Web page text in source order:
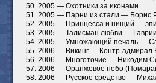
50. 2005 — Охотники за иконами
51. 2005 — Парни из стали — Борис
52. 2005 — Принцесса и нищий —
53. 2005 — Талисман любви —
54. 2005 — Умножающий печаль —
55. 2006 — Викинг — Контр-адмирал
56. 2006 — Многоточие — Никодим
57. 2006 — Оранжевое небо
58. 2006 — Русское средство —